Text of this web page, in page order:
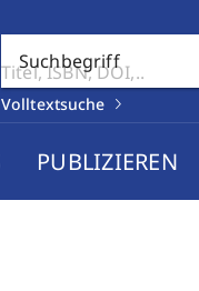
Suchbegriff
Volltextsuche
PUBLIZIEREN